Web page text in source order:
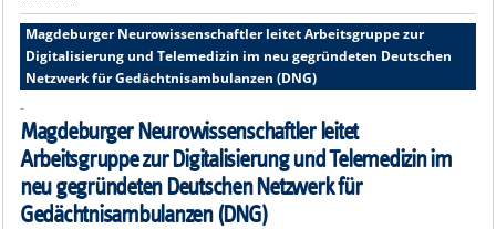
Magdeburger Neurowissenschaftler leitet Arbeitsgruppe zur
Digitalisierung und Telemedizin im neu gegründeten Deutschen
Netzwerk für Gedächtnisambulanzen (DNG)
-
Magdeburger Neurowissenschaftler leitet
Arbeitsgruppe zur Digitalisierung und Telemedizin im
neu gegründeten Deutschen Netzwerk für
Gedächtnisambulanzen (DNG)